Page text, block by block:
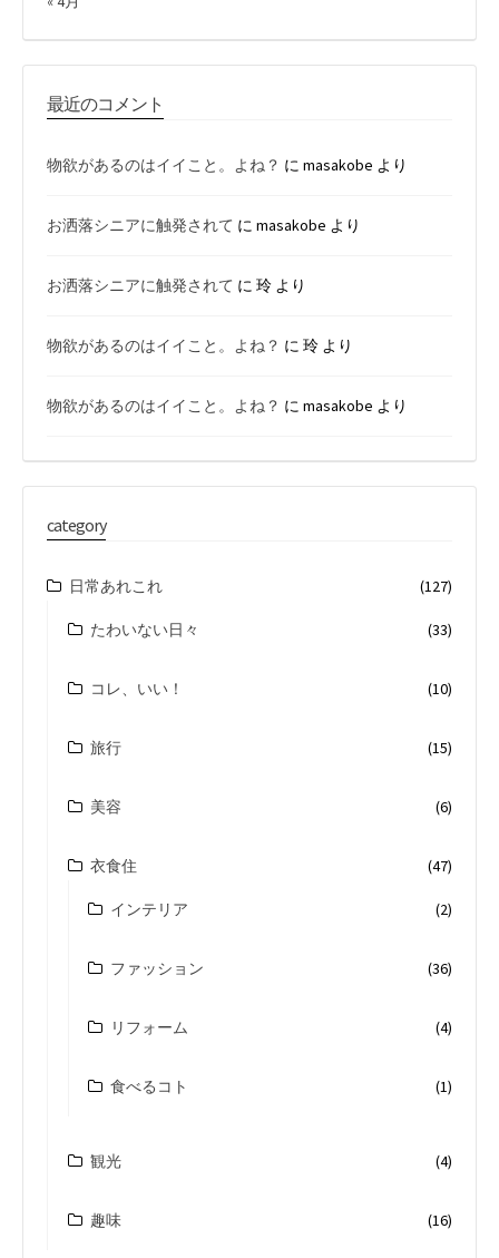
最近のコメント
物欲があるのはイイこと。よね？ に masakobe より
お洒落シニアに触発されて に masakobe より
お洒落シニアに触発されて に 玲 より
物欲があるのはイイこと。よね？ に 玲 より
物欲があるのはイイこと。よね？ に masakobe より
category
日常あれこれ (127)
たわいない日々 (33)
コレ、いい！ (10)
旅行 (15)
美容 (6)
衣食住 (47)
インテリア (2)
ファッション (36)
リフォーム (4)
食べるコト (1)
観光 (4)
趣味 (16)